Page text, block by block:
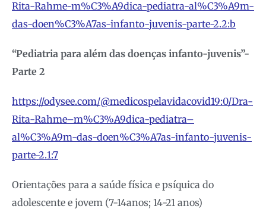
Rita-Rahme-m%C3%A9dica-pediatra-al%C3%A9m-
das-doen%C3%A7as-infanto-juvenis-parte-2.2:b
“Pediatria para além das doenças infanto-juvenis”-
Parte 2
https://odysee.com/@medicospelavidacovid19:0/Dra-
Rita-Rahme–m%C3%A9dica-pediatra–
al%C3%A9m-das-doen%C3%A7as-infanto-juvenis-
parte-2.1:7
Orientações para a saúde física e psíquica do
adolescente e jovem (7-14anos; 14-21 anos)